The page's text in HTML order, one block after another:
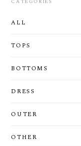
ALL
TOPS
BOTTOMS
DRESS
OUTER
OTHER